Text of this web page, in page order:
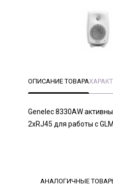
ОПИСАНИЕ ТОВАРА
Genelec 8330AW
2xRJ45 для работы с
АНАЛОГИЧНЫЕ